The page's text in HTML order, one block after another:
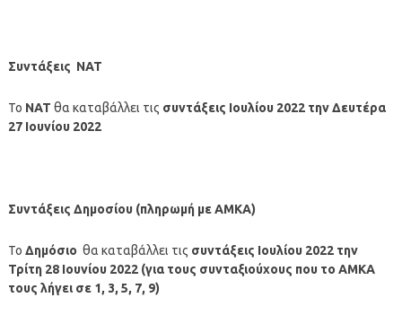
Συντάξεις ΝΑΤ
Το ΝΑΤ θα καταβάλλει τις συντάξεις Ιουλίου2022την Δευτέρα
27 Ιουνίου 2022
Συντάξεις Δημοσίου (πληρωμή με ΑΜΚΑ)
Το Δημόσιο θα καταβάλλει τις συντάξεις Ιουλίου2022 την
Τρίτη 28 Ιουνίου 2022 (για τους συνταξιούχους που το ΑΜΚΑ
τους λήγει σε 1, 3, 5, 7, 9)